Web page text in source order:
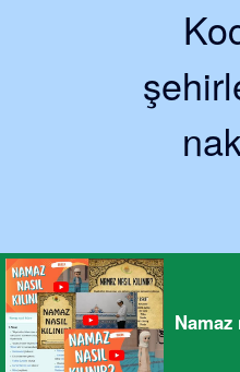
Namaz